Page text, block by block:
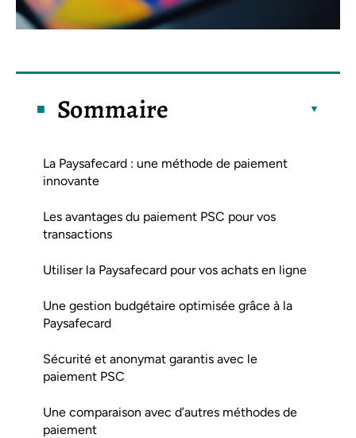
Sommaire
La Paysafecard : une méthode de paiement
innovante
Les avantages du paiement PSC pour vos
transactions
Utiliser la Paysafecard pour vos achats en ligne
Une gestion budgétaire optimisée grâce à la
Paysafecard
Sécurité et anonymat garantis avec le
paiement PSC
Une comparaison avec d’autres méthodes de
paiement